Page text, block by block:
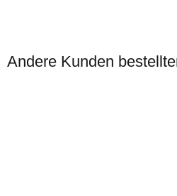
Andere Kunden